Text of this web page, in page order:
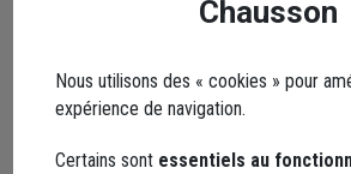
Documents
Chausson
Nous utilisons des « cookies » pour
expérience de navigation.
Certains sont essentiels au